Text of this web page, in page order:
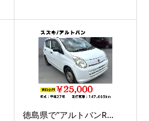
徳島県で”アルトバンR…